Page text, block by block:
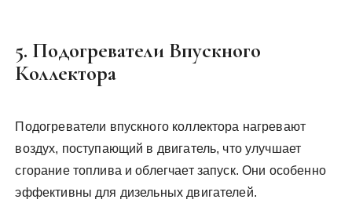
5. Подогреватели Впускного
Коллектора
Подогреватели впускного коллектора нагревают
воздух, поступающий в двигатель, что улучшает
сгорание топлива и облегчает запуск. Они особенно
эффективны для дизельных двигателей.